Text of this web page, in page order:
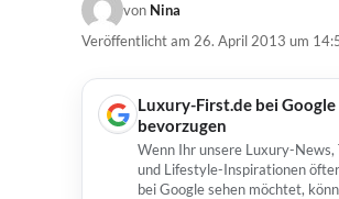
von Nina
Veröffentlicht am 26. April 2013 um
Luxury-First.de bei Google
bevorzugen
Wenn Ihr unsere Luxury-News,
und Lifestyle-Inspirationen
bei Google sehen möchtet,